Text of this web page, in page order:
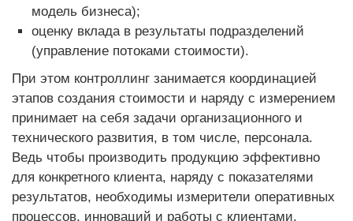
модель бизнеса);
оценку вклада в результаты подразделений
(управление потоками стоимости).
При этом контроллинг занимается координацией
этапов создания стоимости и наряду с измерением
принимает на себя задачи организационного и
технического развития, в том числе, персонала.
Ведь чтобы производить продукцию эффективно
для конкретного клиента, наряду с показателями
результатов, необходимы измерители оперативных
процессов, инноваций и работы с клиентами.